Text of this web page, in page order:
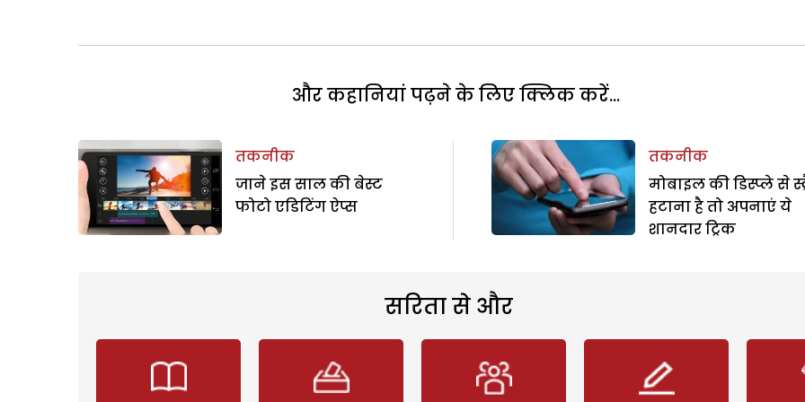
और कहानियां पढ़ने के लिए क्लिक करें...
तकनीक
जाने इस साल की बेस्ट
फोटो एडिटिंग ऐप्स
तकनीक
मोबाइल की डिस्प्ले से
हटाना है तो अपनाएं ये
शानदार ट्रिक
सरिता से और